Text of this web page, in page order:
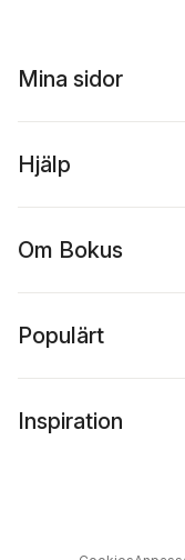
Mina sidor
Hjälp
Om Bokus
Populärt
Inspiration